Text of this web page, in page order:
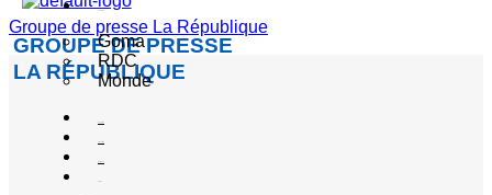
Groupe de presse La République
GROUPE DE PRESSE
LA RÉPUBLIQUE
Goma
RDC
Monde